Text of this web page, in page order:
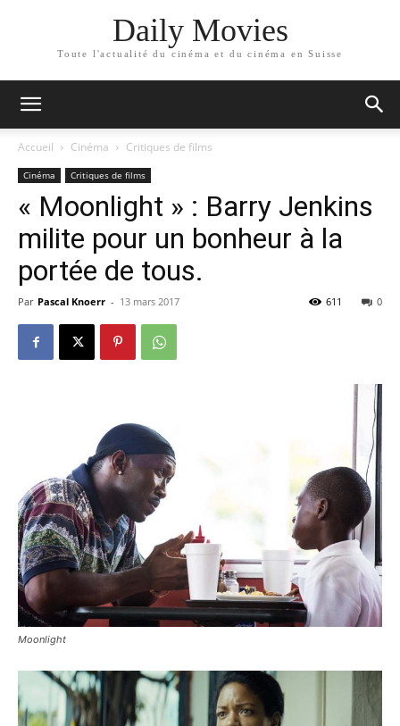
Daily Movies
Toute l'actualité du cinéma et du cinéma en Suisse
Accueil Cinéma Critiques de films
Cinéma Critiques de films
« Moonlight » : Barry Jenkins
milite pour un bonheur à la
portée de tous.
Par Pascal Knoerr - 13 mars 2017 0
611
Moonlight